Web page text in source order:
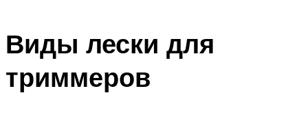
Виды лески для
триммеров